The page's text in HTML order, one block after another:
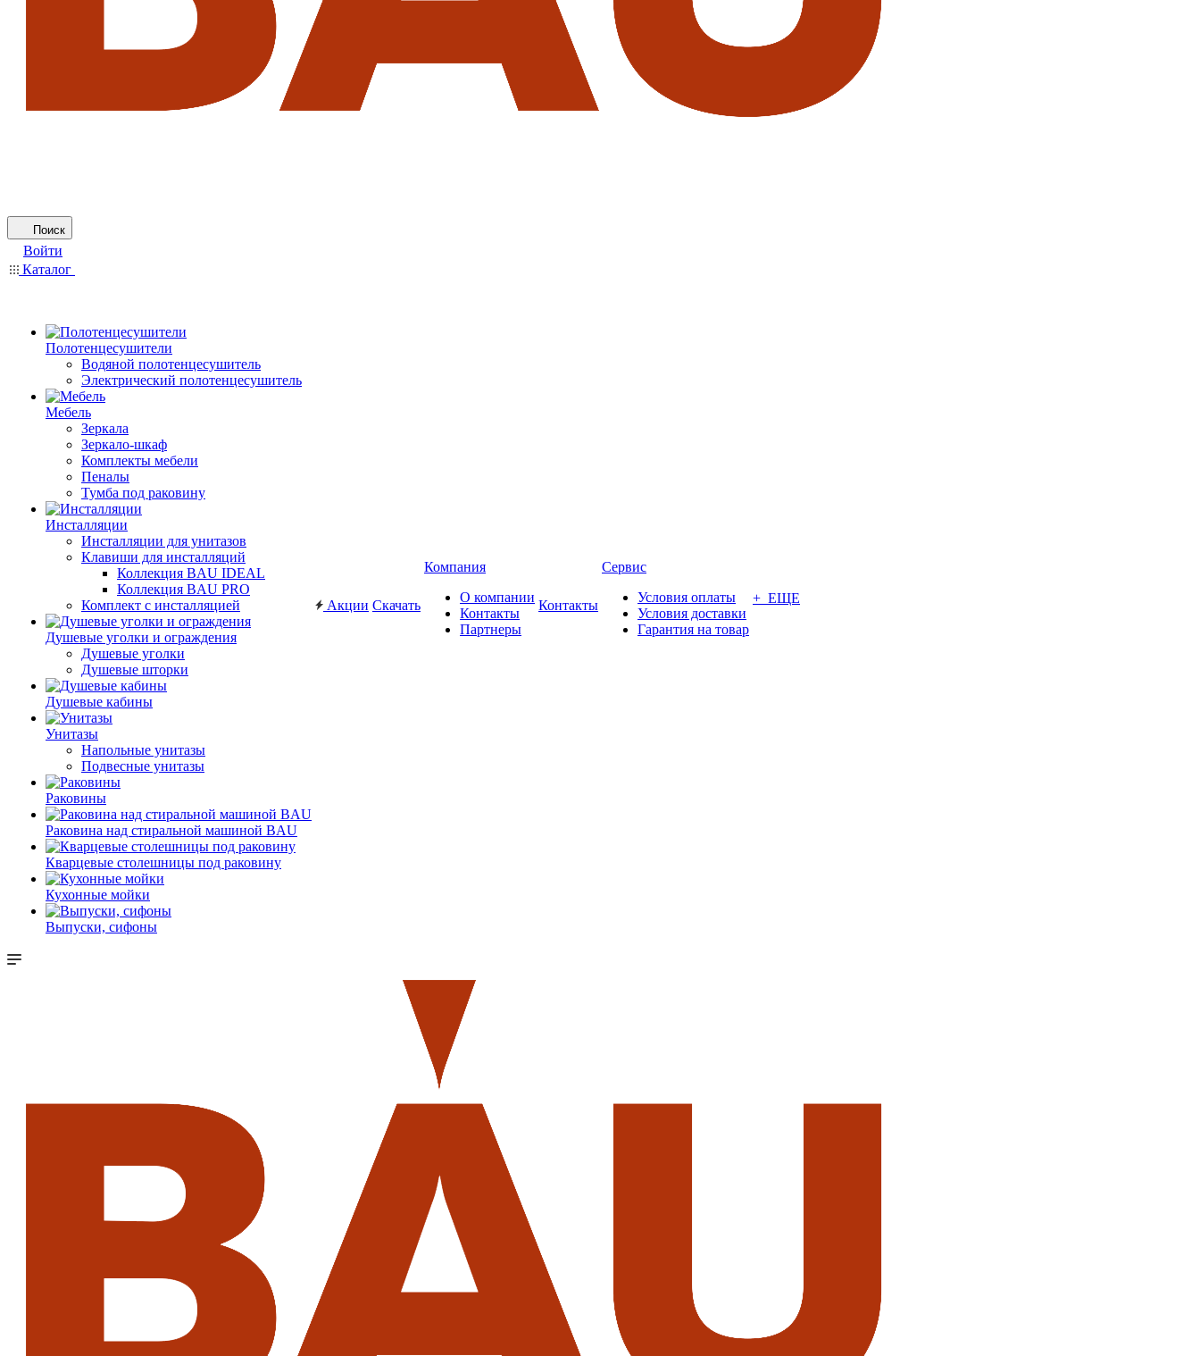
Поиск
Войти
Каталог
Полотенцесушители
Водяной полотенцесушитель
Электрический полотенцесушитель
Мебель
Зеркала
Зеркало-шкаф
Комплекты мебели
Пеналы
Тумба под раковину
Инсталляции
Инсталляции для унитазов
Клавиши для инсталляций
Коллекция BAU IDEAL
Коллекция BAU PRO
Комплект с инсталляцией
Душевые уголки и ограждения
Душевые уголки
Душевые шторки
Душевые кабины
Унитазы
Напольные унитазы
Подвесные унитазы
Раковины
Раковина над стиральной машиной BAU
Кварцевые столешницы под раковину
Кухонные мойки
Выпуски, сифоны
Акции Скачать
Компания
О компании
Контакты
Партнеры
Контакты
Сервис
Условия оплаты
Условия доставки
Гарантия на товар
+ ЕЩЕ